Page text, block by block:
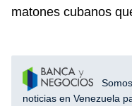
matones cubanos
noticias en Venezuela